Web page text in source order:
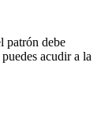
patrón debe
acudir a la